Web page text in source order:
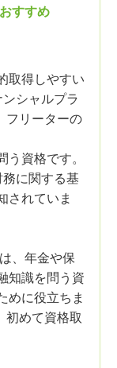
すすめ
取得しやすい
シャルプラ
フリーターの
資格です。
に関する基
されていま
、年金や保
知識を問う資
めに役立ちま
初めて資格取